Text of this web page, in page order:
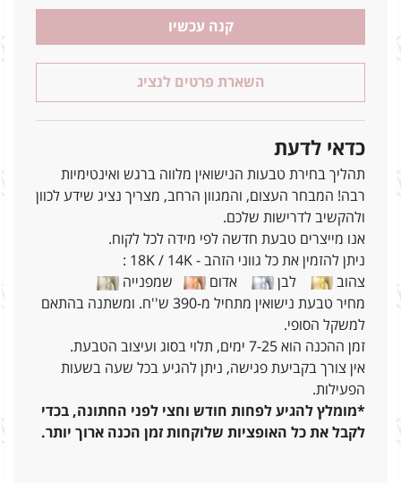
קנה עכשיו
השארת פרטים לנציג
כדאי לדעת
תהליך בחירת טבעות הנישואין מלווה ברגש ואינטימיות
רבה! המבחר העצום, והמגוון הרחב, מצריך נציג שידע לכוון
ולהקשיב לדרישות שלכם.
אנו מייצרים טבעת חדשה לפי מידה לכל לקוח.
ניתן להזמין את כל גווני הזהב - 18K / 14K :
צהוב
לבן אדום
שמפנייה
מחיר טבעת נישואין מתחיל מ-390 ש''ח. ומשתנה בהתאם
למשקל הסופי.
זמן ההכנה הוא 7-25 ימים, תלוי בסוג ועיצוב הטבעת.
אין צורך בקביעת פגישה, ניתן להגיע בכל שעה בשעות
הפעילות.
*מומלץ להגיע לפחות חודש וחצי לפני החתונה, בכדי
לקבל את כל האופציות שלוקחות זמן הכנה ארוך יותר.